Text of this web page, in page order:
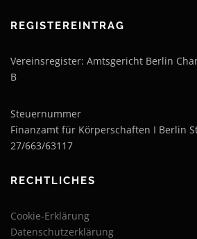
REGISTEREINTRAG
Vereinsregister: Amtsgericht Berlin
B
Steuernummer
Finanzamt für Körperschaften I Berlin
27/663/63117
RECHTLICHES
Cookie-Erklärung
Datenschutzerklärung